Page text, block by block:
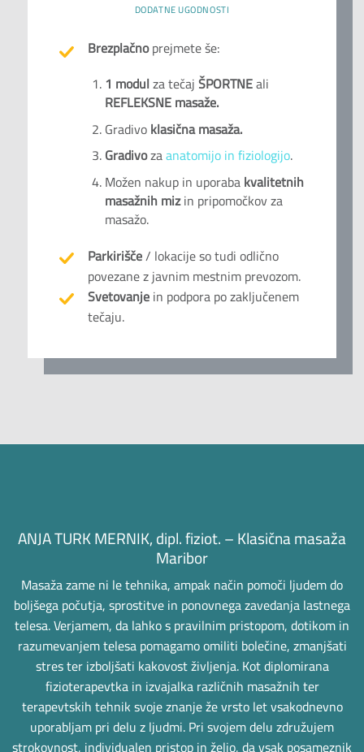
DODATNE UGODNOSTI
Brezplačnoprejmete še:
1 modulza tečajŠPORTNEali
REFLEKSNE masaže.
Gradivoklasična masaža.
Gradivozaanatomijo in fiziologijo.
Možen nakup in uporabakvalitetnih
masažnih mizin pripomočkov za
masažo.
Parkirišče/ lokacije so tudi odlično
povezane z javnim mestnim prevozom.
Svetovanjein podpora po zaključenem
tečaju.
ANJA TURK MERNIK, dipl. fiziot. – Klasična masaža
Maribor
Masaža zame ni le tehnika, ampak način pomoči ljudem do
boljšega počutja, sprostitve in ponovnega zavedanja lastnega
telesa. Verjamem, da lahko s pravilnim pristopom, dotikom in
razumevanjem telesa pomagamo omiliti bolečine, zmanjšati
stres ter izboljšati kakovost življenja. Kot diplomirana
fizioterapevtka in izvajalka različnih masažnih ter
terapevtskih tehnik svoje znanje že vrsto let vsakodnevno
uporabljam pri delu z ljudmi. Pri svojem delu združujem